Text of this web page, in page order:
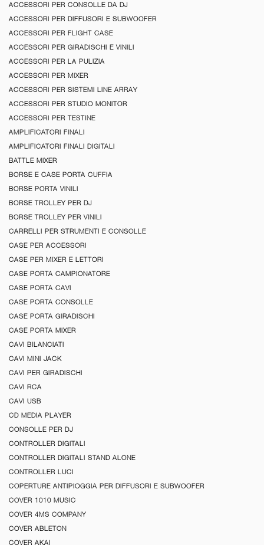
ACCESSORI PER CONSOLLE DA DJ
ACCESSORI PER DIFFUSORI E SUBWOOFER
ACCESSORI PER FLIGHT CASE
ACCESSORI PER GIRADISCHI E VINILI
ACCESSORI PER LA PULIZIA
ACCESSORI PER MIXER
ACCESSORI PER SISTEMI LINE ARRAY
ACCESSORI PER STUDIO MONITOR
ACCESSORI PER TESTINE
AMPLIFICATORI FINALI
AMPLIFICATORI FINALI DIGITALI
BATTLE MIXER
BORSE E CASE PORTA CUFFIA
BORSE PORTA VINILI
BORSE TROLLEY PER DJ
BORSE TROLLEY PER VINILI
CARRELLI PER STRUMENTI E CONSOLLE
CASE PER ACCESSORI
CASE PER MIXER E LETTORI
CASE PORTA CAMPIONATORE
CASE PORTA CAVI
CASE PORTA CONSOLLE
CASE PORTA GIRADISCHI
CASE PORTA MIXER
CAVI BILANCIATI
CAVI MINI JACK
CAVI PER GIRADISCHI
CAVI RCA
CAVI USB
CD MEDIA PLAYER
CONSOLLE PER DJ
CONTROLLER DIGITALI
CONTROLLER DIGITALI STAND ALONE
CONTROLLER LUCI
COPERTURE ANTIPIOGGIA PER DIFFUSORI E SUBWOOFER
COVER 1010 MUSIC
COVER 4MS COMPANY
COVER ABLETON
COVER AKAI